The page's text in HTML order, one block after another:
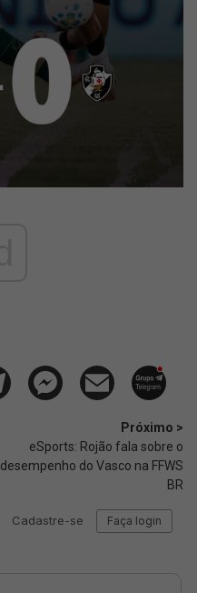
Próximo >
eSports: Rojão fala sobre o
desempenho do Vasco na FFWS
BR